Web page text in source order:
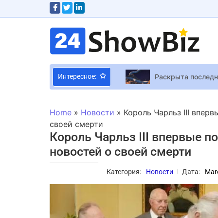
Интересное:
Раскрыта
Новые
Aquaman and
Stray Gods
Игроки
Один совет по
Селин Дион
Полякова
“Бумбокс”,
Home » Новости » Король Чарльз III
своей смерти
Король Чарльз III впервые
новостей о своей смерти
Категория: Новости Дата: